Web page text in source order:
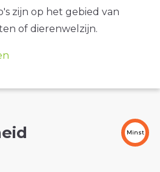
zijn op het gebied van
of dierenwelzijn.
Minst